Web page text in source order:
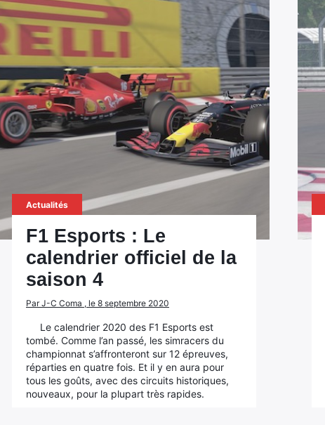
Actualités
F1 Esports : Le
calendrier officiel de la
saison 4
Par J-C Coma , le 8 septembre 2020
Le calendrier 2020 des F1 Esports est
tombé. Comme l’an passé, les simracers du
championnat s’affronteront sur 12 épreuves,
réparties en quatre fois. Et il y en aura pour
tous les goûts, avec des circuits historiques,
nouveaux, pour la plupart très rapides.